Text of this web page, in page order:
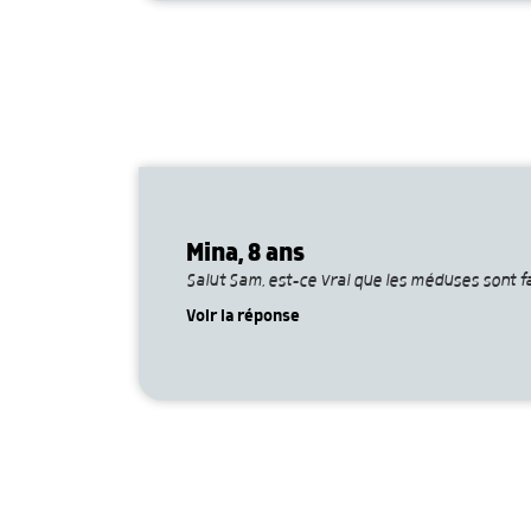
Mina, 8 ans
Salut Sam, est-ce vrai que les méduses sont
Voir la réponse